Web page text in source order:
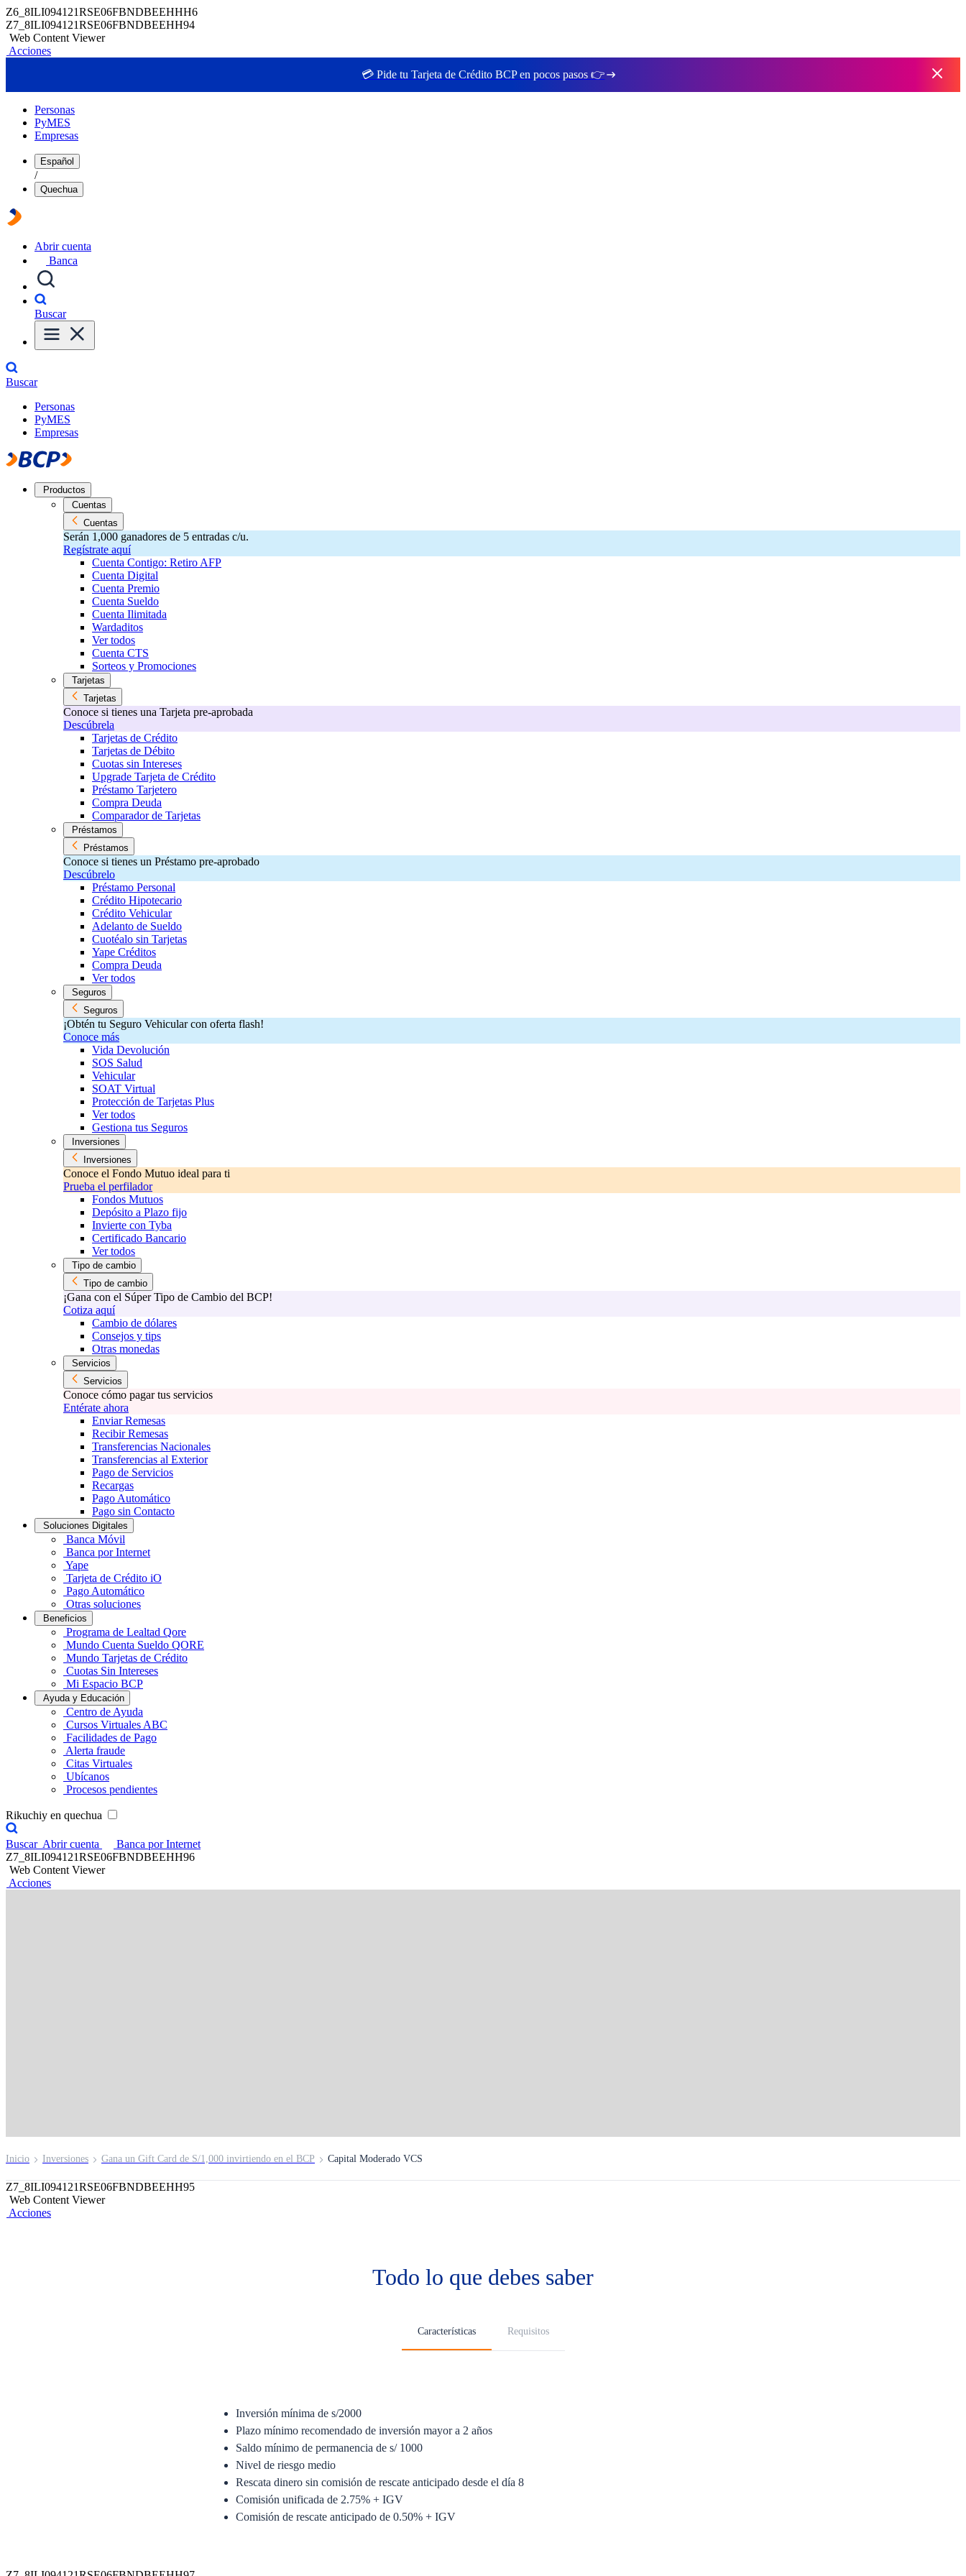
Z6_8ILI094121RSE06FBNDBEEHHH6
Z7_8ILI094121RSE06FBNDBEEHH94
Web Content Viewer
Acciones
💳 Pide tu Tarjeta de Crédito BCP en pocos pasos 👉
Personas
PyMES
Empresas
Español
/
Quechua
Abrir cuenta
Banca
Buscar
Buscar
Personas
PyMES
Empresas
Productos
Cuentas
Cuentas
Serán 1,000 ganadores de 5 entradas c/u.
Regístrate aquí
Cuenta Contigo: Retiro AFP
Cuenta Digital
Cuenta Premio
Cuenta Sueldo
Cuenta Ilimitada
Wardaditos
Ver todos
Cuenta CTS
Sorteos y Promociones
Tarjetas
Tarjetas
Conoce si tienes una Tarjeta pre-aprobada
Descúbrela
Tarjetas de Crédito
Tarjetas de Débito
Cuotas sin Intereses
Upgrade Tarjeta de Crédito
Préstamo Tarjetero
Compra Deuda
Comparador de Tarjetas
Préstamos
Préstamos
Conoce si tienes un Préstamo pre-aprobado
Descúbrelo
Préstamo Personal
Crédito Hipotecario
Crédito Vehicular
Adelanto de Sueldo
Cuotéalo sin Tarjetas
Yape Créditos
Compra Deuda
Ver todos
Seguros
Seguros
¡Obtén tu Seguro Vehicular con oferta flash!
Conoce más
Vida Devolución
SOS Salud
Vehicular
SOAT Virtual
Protección de Tarjetas Plus
Ver todos
Gestiona tus Seguros
Inversiones
Inversiones
Conoce el Fondo Mutuo ideal para ti
Prueba el perfilador
Fondos Mutuos
Depósito a Plazo fijo
Invierte con Tyba
Certificado Bancario
Ver todos
Tipo de cambio
Tipo de cambio
¡Gana con el Súper Tipo de Cambio del BCP!
Cotiza aquí
Cambio de dólares
Consejos y tips
Otras monedas
Servicios
Servicios
Conoce cómo pagar tus servicios
Entérate ahora
Enviar Remesas
Recibir Remesas
Transferencias Nacionales
Transferencias al Exterior
Pago de Servicios
Recargas
Pago Automático
Pago sin Contacto
Soluciones Digitales
Banca Móvil
Banca por Internet
Yape
Tarjeta de Crédito iO
Pago Automático
Otras soluciones
Beneficios
Programa de Lealtad Qore
Mundo Cuenta Sueldo QORE
Mundo Tarjetas de Crédito
Cuotas Sin Intereses
Mi Espacio BCP
Ayuda y Educación
Centro de Ayuda
Cursos Virtuales ABC
Facilidades de Pago
Alerta fraude
Citas Virtuales
Ubícanos
Procesos pendientes
Rikuchiy en quechua
Buscar Abrir cuenta
Banca por Internet
Z7_8ILI094121RSE06FBNDBEEHH96
Web Content Viewer
Acciones
Inicio Inversiones Gana un Gift Card de S/1,000 invirtiendo en el BCP Capital Moderado VCS
Z7_8ILI094121RSE06FBNDBEEHH95
Web Content Viewer
Acciones
Todo lo que debes saber
Características Requisitos
Inversión mínima de s/2000
Plazo mínimo recomendado de inversión mayor a 2 años
Saldo mínimo de permanencia de s/ 1000
Nivel de riesgo medio
Rescata dinero sin comisión de rescate anticipado desde el día 8
Comisión unificada de 2.75% + IGV
Comisión de rescate anticipado de 0.50% + IGV